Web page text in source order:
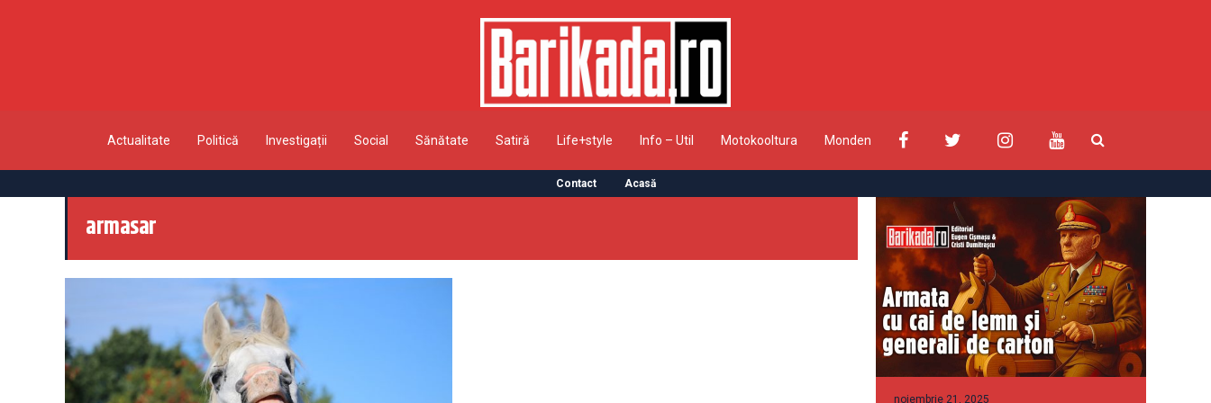
Actualitate Politică Investigații Social Sănătate Satiră Life+style Info – Util Motokooltura Monden
Contact Acasă
armasar
noiembrie 21, 2025